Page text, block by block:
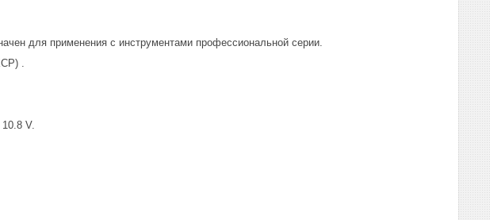
для применения с инструментами профессиональной серии.
.
V.